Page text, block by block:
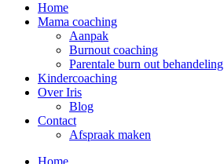
Home
Mama coaching
Aanpak
Burnout coaching
Parentale burn out behandeling
Kindercoaching
Over Iris
Blog
Contact
Afspraak maken
Home